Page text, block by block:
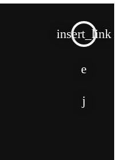
insert_link